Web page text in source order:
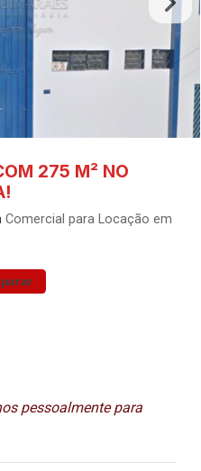
275 M² NO
Comercial para Locação em
pessoalmente para